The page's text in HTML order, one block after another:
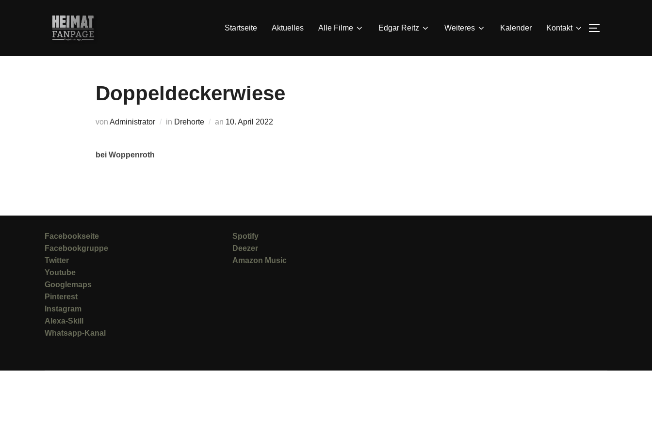
Startseite
Aktuelles Alle Filme Edgar Reitz Weiteres Kalender Kontakt
Doppeldeckerwiese
von Administrator in Drehorte an Veröffentlicht
10. April 2022
bei Woppenroth
Facebookseite
Facebookgruppe
Twitter
Youtube
Googlemaps
Pinterest
Instagram
Alexa-Skill
Whatsapp-Kanal
Spotify
Deezer
Amazon Music